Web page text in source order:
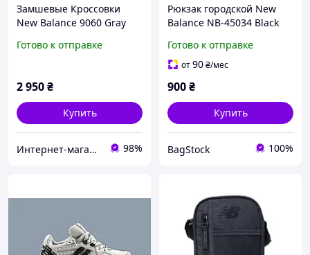
Замшевые Кроссовки
New Balance 9060 Gray
Баланс Пена 41,43,44,45
Готово к отправке
2 950₴
Купить
Интернет-магазин Sneakers Boom 98%
Рюкзак городской New
Balance NB-45034 Black
Готово к отправке
от90₴/мес
900₴
Купить
BagStock 100%